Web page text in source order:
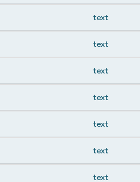
text
text
text
text
text
text
text